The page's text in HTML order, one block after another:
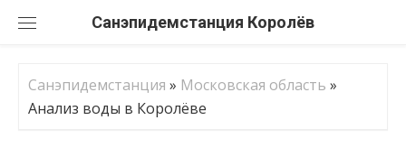
Санэпидемстанция
Санэпидемстанция » Московская область »
Анализ воды в Королёве